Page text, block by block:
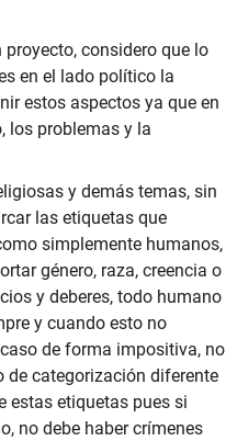
considero que lo
en el lado político la
estos aspectos ya que en
los problemas y la
y demás temas, sin
las etiquetas que
simplemente humanos,
género, raza, creencia o
y deberes, todo humano
y cuando esto no
de forma impositiva, no
de categorización diferente
estas etiquetas pues si
no debe haber crímenes